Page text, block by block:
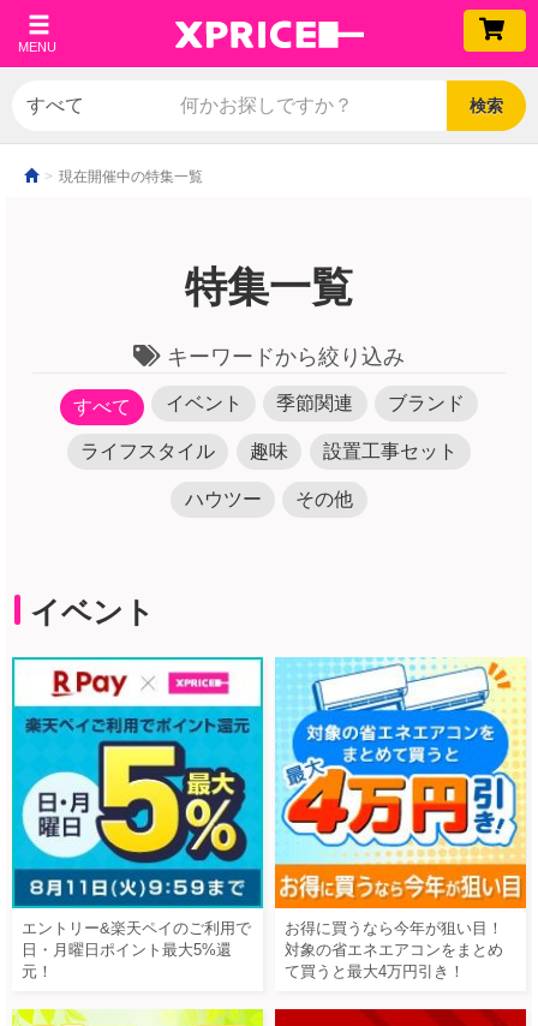
MENU
検索
現在開催中の特集一覧
特集一覧
キーワードから絞り込み
すべて イベント 季節関連 ブランド
ライフスタイル 趣味 設置工事セット
ハウツー その他
イベント
エントリー&楽天ペイのご利用で
日・月曜日ポイント最大5%還
元！
お得に買うなら今年が狙い目！
対象の省エネエアコンをまとめ
て買うと最大4万円引き！